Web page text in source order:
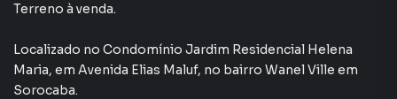
Terreno à venda.
Localizado no Condomínio Jardim Residencial Helena
Maria, em Avenida Elias Maluf, no bairro Wanel Ville em
Sorocaba.